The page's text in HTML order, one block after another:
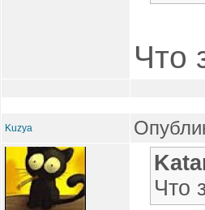
Что
Kuzya
Что